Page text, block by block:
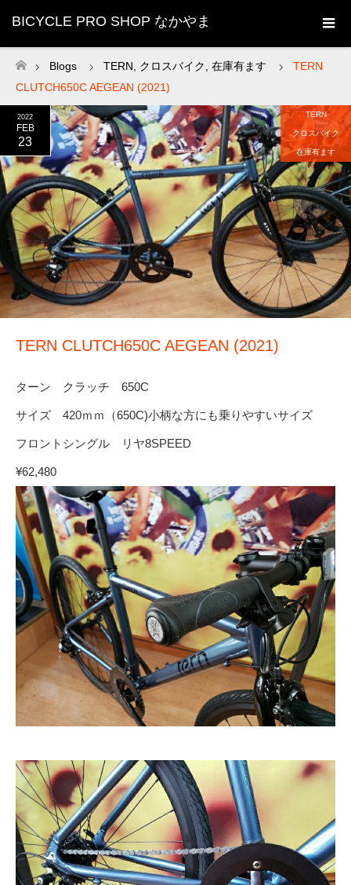
BICYCLE PRO SHOP なかやま
ホーム
Blogs TERN クロスバイク 在庫有ます
TERN
CLUTCH650C AEGEAN (2021)
2022
FEB
23
TERN
クロスバイク
在庫有ます
TERN CLUTCH650C AEGEAN (2021)
ターン クラッチ 650C
サイズ 420ｍｍ（650C)小柄な方にも乗りやすいサイズ
フロントシングル リヤ8SPEED
¥62,480